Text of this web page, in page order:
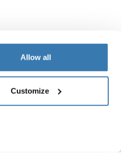
Allow all
Customize